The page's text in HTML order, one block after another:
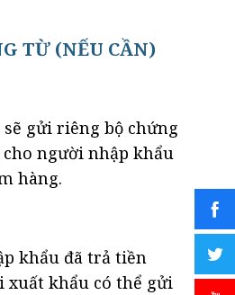
TỪ (NẾU CẦN)
gửi riêng bộ chứng
người nhập khẩu
hàng.
khẩu đã trả tiền
xuất khẩu có thể gửi